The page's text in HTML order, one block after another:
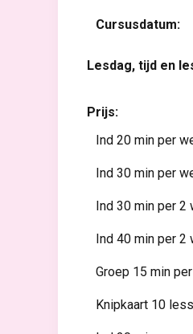
Cursusdatum:
Lesdag, tijd en
Prijs:
Ind 20 min per
Ind 30 min per
Ind 30 min per 2
Ind 40 min per 2
Groep 15 min
Knipkaart 10